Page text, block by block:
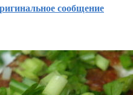
сообщение